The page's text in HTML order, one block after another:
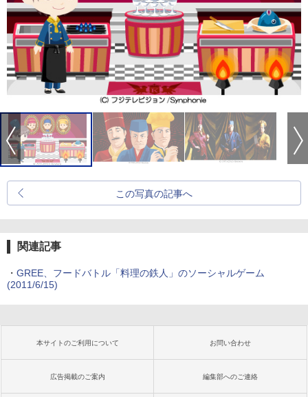
この写真の記事へ
関連記事
・ GREE、フードバトル「料理の鉄人」のソーシャルゲーム
(2011/6/15)
本サイトのご利用について お問い合わせ
広告掲載のご案内 編集部へのご連絡